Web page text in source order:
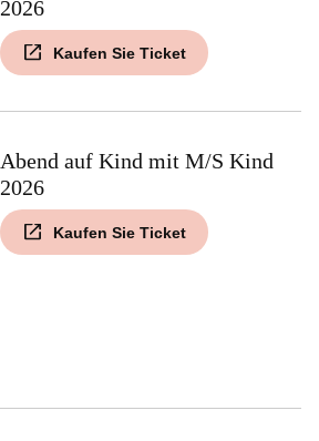
2026
Kaufen Sie Ticket
Abend auf Kind mit M/S Kind
2026
Kaufen Sie Ticket